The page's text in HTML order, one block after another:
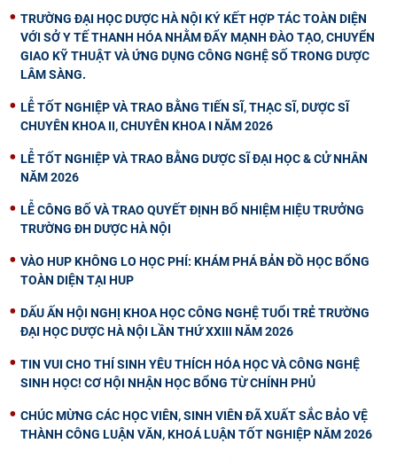
TRƯỜNG ĐẠI HỌC DƯỢC HÀ NỘI KÝ KẾT HỢP TÁC TOÀN DIỆN
VỚI SỞ Y TẾ THANH HÓA NHẰM ĐẨY MẠNH ĐÀO TẠO, CHUYỂN
GIAO KỸ THUẬT VÀ ỨNG DỤNG CÔNG NGHỆ SỐ TRONG DƯỢC
LÂM SÀNG.
LỄ TỐT NGHIỆP VÀ TRAO BẰNG TIẾN SĨ, THẠC SĨ, DƯỢC SĨ
CHUYÊN KHOA II, CHUYÊN KHOA I NĂM 2026
LỄ TỐT NGHIỆP VÀ TRAO BẰNG DƯỢC SĨ ĐẠI HỌC & CỬ NHÂN
NĂM 2026
LỄ CÔNG BỐ VÀ TRAO QUYẾT ĐỊNH BỔ NHIỆM HIỆU TRƯỞNG
TRƯỜNG ĐH DƯỢC HÀ NỘI
VÀO HUP KHÔNG LO HỌC PHÍ: KHÁM PHÁ BẢN ĐỒ HỌC BỔNG
TOÀN DIỆN TẠI HUP
DẤU ẤN HỘI NGHỊ KHOA HỌC CÔNG NGHỆ TUỔI TRẺ TRƯỜNG
ĐẠI HỌC DƯỢC HÀ NỘI LẦN THỨ XXIII NĂM 2026
TIN VUI CHO THÍ SINH YÊU THÍCH HÓA HỌC VÀ CÔNG NGHỆ
SINH HỌC! CƠ HỘI NHẬN HỌC BỔNG TỪ CHÍNH PHỦ
CHÚC MỪNG CÁC HỌC VIÊN, SINH VIÊN ĐÃ XUẤT SẮC BẢO VỆ
THÀNH CÔNG LUẬN VĂN, KHOÁ LUẬN TỐT NGHIỆP NĂM 2026